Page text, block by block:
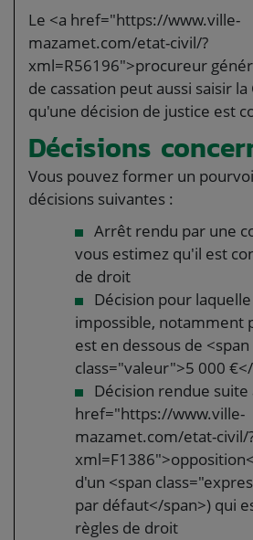
Le <a href="https://www.ville-
mazamet.com/etat-civil/?
xml=R56196">procureur
de cassation peut aussi saisir
qu'une décision de justice est
Décisions
Vous pouvez former un
décisions suivantes :
Arrêt rendu par une
vous estimez qu'il est
de droit
Décision pour
impossible, notamment
est en dessous de <span
class="valeur">5 000
Décision rendue suite
href="https://www.ville-
mazamet.com/etat-civil/
d'un <span
par défaut</span>) qui
règles de droit